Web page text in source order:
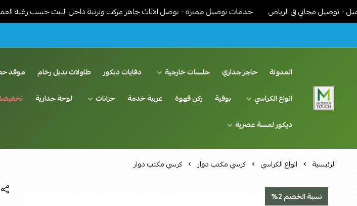
مجاني في الرياض خدمات توصيل مميزة - نوصل الاثاث جاهز مركب ونرتبة داخل البيت حسب رغبة العميل -
اثاث مودرن لمسة عصرية
المدونة حاجز جداري جلسات خارجية دفايات ديكور طاولات بديل رخام موقد
انواع الكراسي
بوفية ركن قهوة عربية خدمة خزانات لوحة جدارية
ديكور لمسة عصرية
الرئيسية انواع الكراسي كرسي مكتب دوار كرسي مكتب دوار
نسبة الخصم 2%